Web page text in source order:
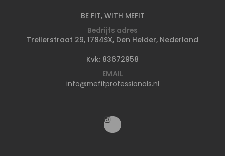
BE FIT, WITH MEFIT
Bedrijfs adres
Treilerstraat 29, 1784SX, Den Helder, Nederland
Kvk: 83672958
EMAIL
info@mefitprofessionals.nl